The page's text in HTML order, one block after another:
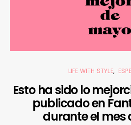
LIFE WITH STYLE
Esto ha sido lo
publicado en
durante el mes